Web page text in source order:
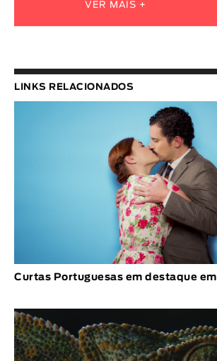
VER MAIS +
LINKS RELACIONADOS
Curtas Portuguesas em destaque